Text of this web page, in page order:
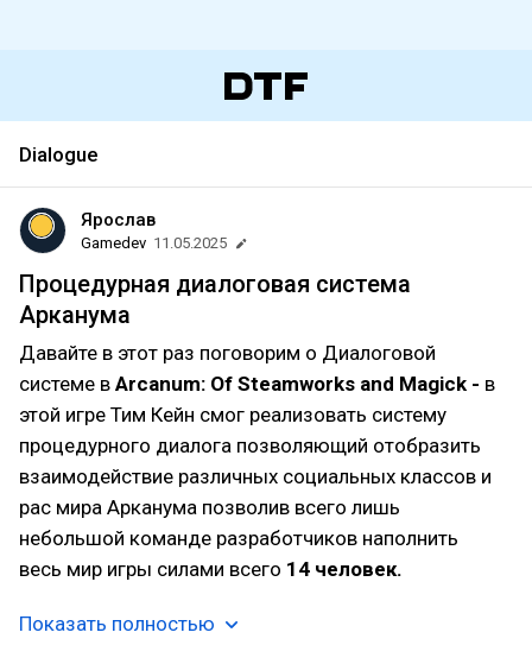
Dialogue
Ярослав
Gamedev 11.05.2025
Процедурная диалоговая система
Арканума
Давайте в этот раз поговорим о Диалоговой
системе в Arcanum: Of Steamworks and Magick - в
этой игре Тим Кейн смог реализовать систему
процедурного диалога позволяющий отобразить
взаимодействие различных социальных классов и
рас мира Арканума позволив всего лишь
небольшой команде разработчиков наполнить
весь мир игры силами всего 14 человек.
Показать полностью